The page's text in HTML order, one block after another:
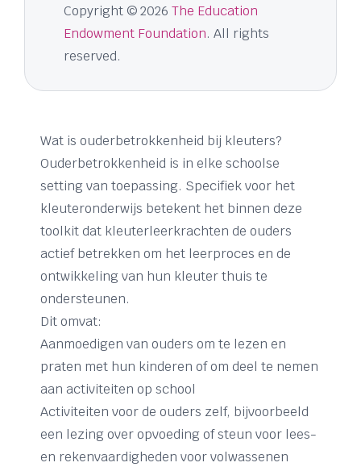
Copyright © 2026 The Education
Endowment Foundation. All rights
reserved.
Wat is ouderbetrokkenheid bij kleuters?
Ouderbetrokkenheid is in elke schoolse
setting van toepassing. Specifiek voor het
kleuteronderwijs betekent het binnen deze
toolkit dat kleuterleerkrachten de ouders
actief betrekken om het leerproces en de
ontwikkeling van hun kleuter thuis te
ondersteunen.
Dit omvat:
Aanmoedigen van ouders om te lezen en
praten met hun kinderen of om deel te nemen
aan activiteiten op school
Activiteiten voor de ouders zelf, bijvoorbeeld
een lezing over opvoeding of steun voor lees-
en rekenvaardigheden voor volwassenen